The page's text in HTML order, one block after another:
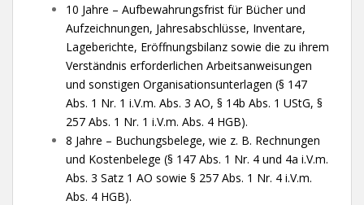
10 Jahre – Aufbewahrungsfrist für Bücher und
Aufzeichnungen, Jahresabschlüsse, Inventare,
Lageberichte, Eröffnungsbilanz sowie die zu ihrem
Verständnis erforderlichen Arbeitsanweisungen
und sonstigen Organisationsunterlagen (§ 147
Abs. 1 Nr. 1 i.V.m. Abs. 3 AO, § 14b Abs. 1 UStG, §
257 Abs. 1 Nr. 1 i.V.m. Abs. 4 HGB).
8 Jahre – Buchungsbelege, wie z. B. Rechnungen
und Kostenbelege (§ 147 Abs. 1 Nr. 4 und 4a i.V.m.
Abs. 3 Satz 1 AO sowie § 257 Abs. 1 Nr. 4 i.V.m.
Abs. 4 HGB).